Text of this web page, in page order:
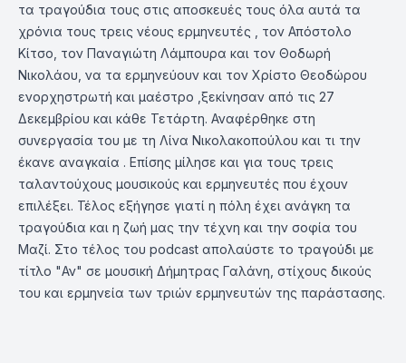
τα τραγούδια τους στις αποσκευές τους όλα αυτά τα
χρόνια τους τρεις νέους ερμηνευτές , τον Απόστολο
Κίτσο, τον Παναγιώτη Λάμπουρα και τον Θοδωρή
Νικολάου, να τα ερμηνεύουν και τον Χρίστο Θεοδώρου
ενορχηστρωτή και μαέστρο ,ξεκίνησαν από τις 27
Δεκεμβρίου και κάθε Τετάρτη. Αναφέρθηκε στη
συνεργασία του με τη Λίνα Νικολακοπούλου και τι την
έκανε αναγκαία . Επίσης μίλησε και για τους τρεις
ταλαντούχους μουσικούς και ερμηνευτές που έχουν
επιλέξει. Τέλος εξήγησε γιατί η πόλη έχει ανάγκη τα
τραγούδια και η ζωή μας την τέχνη και την σοφία του
Μαζί. Στο τέλος του podcast απολαύστε το τραγούδι με
τίτλο "Αν" σε μουσική Δήμητρας Γαλάνη, στίχους δικούς
του και ερμηνεία των τριών ερμηνευτών της παράστασης.